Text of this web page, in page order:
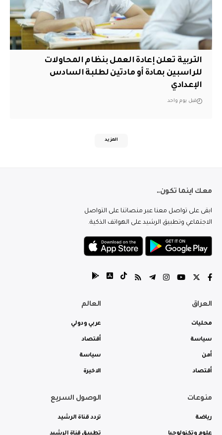
التربية تعلن إعادة العمل بنظام المحاولات
للراسبين بمادة أو مادتين لطلبة السادس
الإعدادي
قبل يوم واحد
المزيد
معك اينما تكون..
ابقى على تواصل معنا عبر منصاتنا على التواصل
الاجتماعي وتطبيق الرشيد على الهواتف الذكية.
العراق
محليات
سياسة
أمن
أقتصاد
العالم
عربي ودولي
أقتصاد
سياسة
الاخيرة
منوعات
رياضة
علوم وتكنولوجيا
الوصول السريع
تردد قناة الرشيد
تطبيق قناة الرشيد